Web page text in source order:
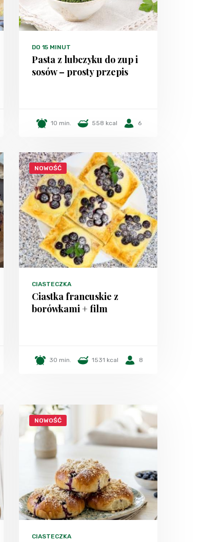
DO 15 MINUT
Pasta z lubczyku do zup i
sosów – prosty przepis
10 min. 558 kcal 6
NOWOŚĆ
CIASTECZKA
Ciastka francuskie z
borówkami + film
30 min. 1531 kcal 8
NOWOŚĆ
CIASTECZKA